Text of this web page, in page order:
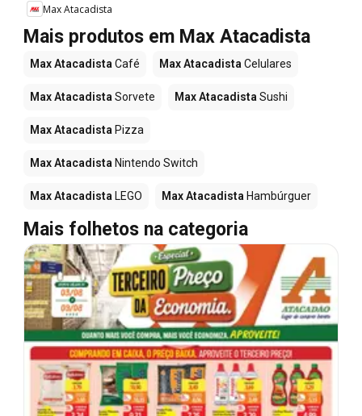
Max Atacadista
Mais produtos em Max Atacadista
Max AtacadistaCafé Max AtacadistaCelulares
Max AtacadistaSorvete Max AtacadistaSushi
Max Atacadista Pizza
Max Atacadista Nintendo Switch
Max Atacadista LEGO Max Atacadista Hambúrguer
Mais folhetos na categoria